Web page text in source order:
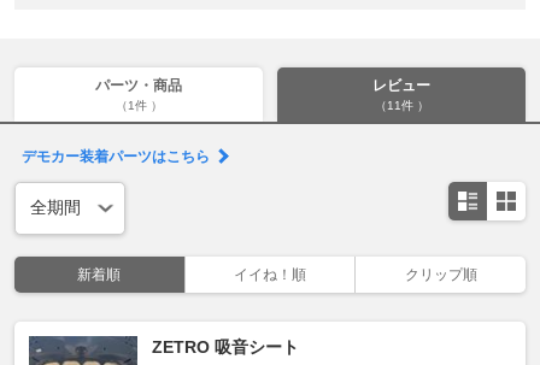
パーツ・商品
（1件 ）
レビュー
（11件 ）
デモカー装着パーツはこちら
新着順 イイね！順 クリップ順
ZETRO 吸音シート